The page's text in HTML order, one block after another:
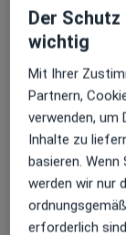
Mein Team
Erwachsene
viktoria.de
Die
Studien als
einer Vielzahl
Jugendlichen
Der Einbezug
wichtiger
mehrÜber mich
Hauptsächlich
Der
wichtig
Mit Ihrer
Partnern,
verwenden,
Inhalte zu
basieren.
werden wir nur
erforderlich